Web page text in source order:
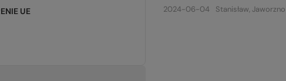
UE
2024-06-04 Stanisław, Jaworzno